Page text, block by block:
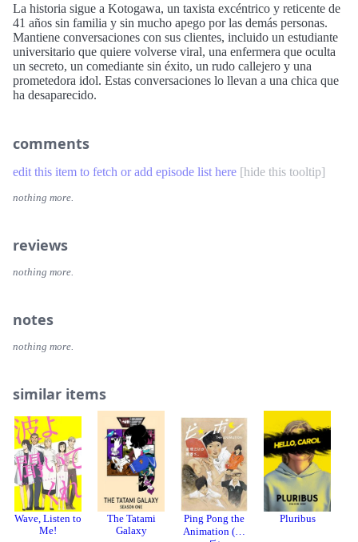
La historia sigue a Kotogawa, un taxista excéntrico y reticente de
41 años sin familia y sin mucho apego por las demás personas.
Mantiene conversaciones con sus clientes, incluido un estudiante
universitario que quiere volverse viral, una enfermera que oculta
un secreto, un comediante sin éxito, un rudo callejero y una
prometedora idol. Estas conversaciones lo llevan a una chica que
ha desaparecido.
comments
edit this item to fetch or add episode list here [hide this tooltip]
nothing more.
reviews
nothing more.
notes
nothing more.
similar items
Wave, Listen to
Me!
The Tatami
Galaxy
Ping Pong the
Animation (乒
Pluribus